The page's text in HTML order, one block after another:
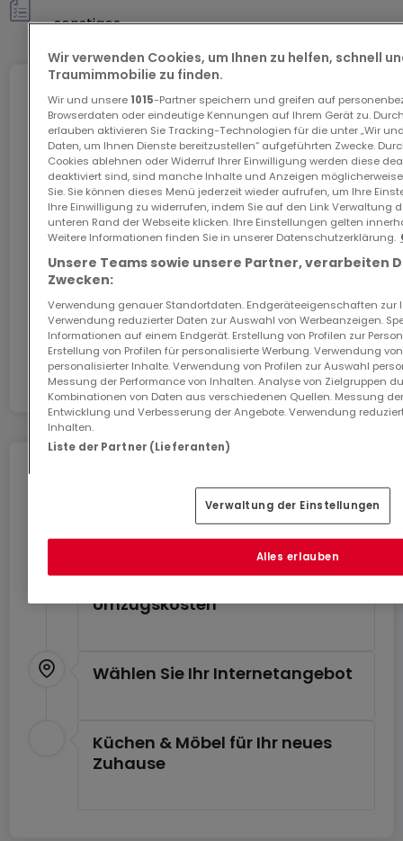
sonstiges
Internet
Das GiGA Internet: Internet zu Hause
Sichern Sie sich mit dem Code ATHOME26 einen
Monat kostenloses Internet im schnellsten Netz
Luxemburgs.
In Zusammenarbeit mit
Umziehen ohne Stress
Sie können von Dienstleistungen für einen
stressfreien Umzug profitieren.
Schätzen Sie Ihre
Umzugskosten
Wählen Sie Ihr Internetangebot
Küchen & Möbel für Ihr neues
Zuhause
Wir verwenden Cookies, um Ihnen zu helfen, schnell
Traumimmobilie zu finden.
Wir und unsere 1015-Partner speichern und greifen auf
Browserdaten oder eindeutige Kennungen auf Ihrem Gerät zu.
erlauben aktivieren Sie Tracking-Technologien für die unter „Wir
Daten, um Ihnen Dienste bereitzustellen“ aufgeführten Zwecke.
Cookies ablehnen oder Widerruf Ihrer Einwilligung werden diese
deaktiviert sind, sind manche Inhalte und Anzeigen
Sie. Sie können dieses Menü jederzeit wieder aufrufen, um Ihre
Ihre Einwilligung zu widerrufen, indem Sie auf den Link Verwaltung
unteren Rand der Webseite klicken. Ihre Einstellungen gelten
Weitere Informationen finden Sie in unserer Datenschutzerklärung.
Unsere Teams sowie unsere Partner, verarbeiten
Zwecken:
Verwendung genauer Standortdaten. Endgeräteeigenschaften zur
Verwendung reduzierter Daten zur Auswahl von Werbeanzeigen.
Informationen auf einem Endgerät. Erstellung von Profilen zur
Erstellung von Profilen für personalisierte Werbung. Verwendung
personalisierter Inhalte. Verwendung von Profilen zur Auswahl
Messung der Performance von Inhalten. Analyse von Zielgruppen
Kombinationen von Daten aus verschiedenen Quellen. Messung
Entwicklung und Verbesserung der Angebote. Verwendung
Inhalten.
Liste der Partner (Lieferanten)
Verwaltung der Einstellungen
Alles erlauben